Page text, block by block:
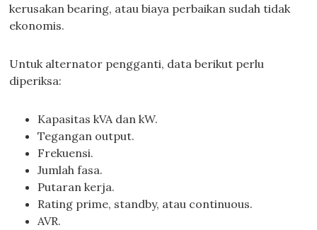
kerusakan bearing, atau biaya perbaikan sudah tidak
ekonomis.
Untuk alternator pengganti, data berikut perlu
diperiksa:
Kapasitas kVA dan kW.
Tegangan output.
Frekuensi.
Jumlah fasa.
Putaran kerja.
Rating prime, standby, atau continuous.
AVR.